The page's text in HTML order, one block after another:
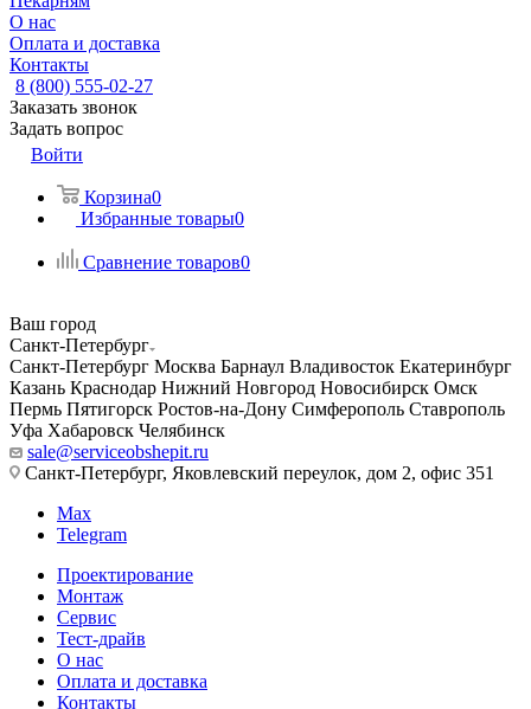
О нас
Оплата и доставка
Контакты
8 (800) 555-02-27
Заказать звонок
Задать вопрос
Войти
Корзина0
Избранные товары0
Сравнение товаров0
Ваш город
Санкт-Петербург
Санкт-Петербург Москва Барнаул Владивосток Екатеринбург
Казань Краснодар Нижний Новгород Новосибирск Омск
Пермь Пятигорск Ростов-на-Дону Симферополь Ставрополь
Уфа Хабаровск Челябинск
sale@serviceobshepit.ru
Санкт-Петербург, Яковлевский переулок, дом 2, офис 351
Max
Telegram
Проектирование
Монтаж
Сервис
Тест-драйв
О нас
Оплата и доставка
Контакты